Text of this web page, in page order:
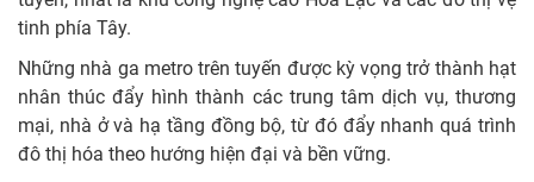
tinh phía Tây.
Những nhà ga metro trên tuyến được kỳ vọng trở thành hạt
nhân thúc đẩy hình thành các trung tâm dịch vụ, thương
mại, nhà ở và hạ tầng đồng bộ, từ đó đẩy nhanh quá trình
đô thị hóa theo hướng hiện đại và bền vững.